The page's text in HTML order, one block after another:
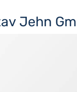
Jehn